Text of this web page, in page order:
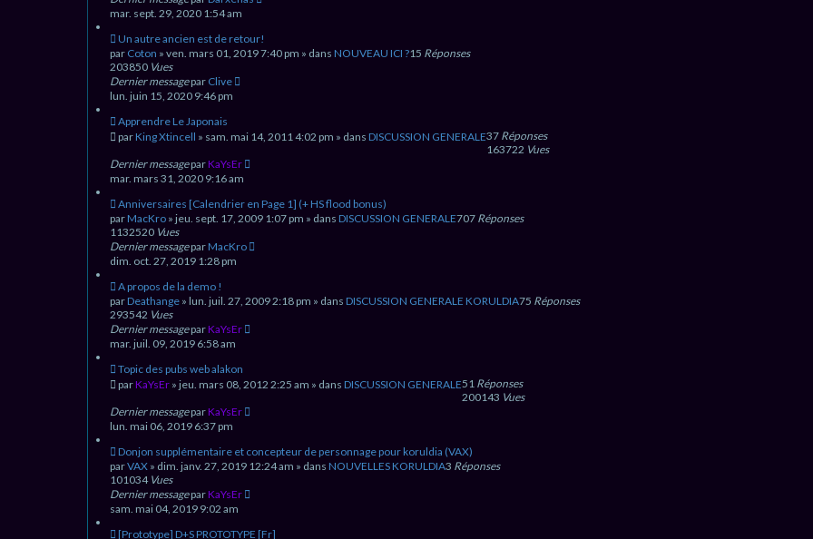
a
gu
m
e
s
a
g
mar. sept. 29, 2020 1:54 am
N
o
u
v
u
e
s
a
g
Un autre ancien est de retour!
par Coton » ven. mars 01, 2019 7:40 pm » dans NOUVEAU ICI ?15 Réponses
203850 Vues
Dernier messagepar Clive
lun. juin 15, 2020 9:46 pm
N
o
u
v
u
m
e
s
s
a
g
Apprendre Le Japonais
parKing Xtincell » sam. mai 14, 2011 4:02 pm » dans DISCUSSION GENERALE37 Réponses
163722 Vues
Dernier messageparKaYsEr
mar. mars 31, 2020 9:16 am
N
o
u
v
e
u
m
e
s
a
g
Anniversaires [Calendrier en Page 1] (+ HS flood bonus)
parMacKro » jeu. sept. 17, 2009 1:07 pm » dans DISCUSSION GENERALE707 Réponses
1132520 Vues
Dernier messageparMacKro
dim. oct. 27, 2019 1:28 pm
N
o
u
v
u
e
s
a
g
A propos de la demo !
parDeathange » lun. juil. 27, 2009 2:18 pm » dans DISCUSSION GENERALE KORULDIA75 Réponses
293542 Vues
Dernier messageparKaYsEr
mar. juil. 09, 2019 6:58 am
N
o
u
v
u
m
e
s
a
g
Topic des pubs web alakon
parKaYsEr » jeu. mars 08, 2012 2:25 am » dans DISCUSSION GENERALE51 Réponses
200143 Vues
Dernier messageparKaYsEr
lun. mai 06, 2019 6:37 pm
N
o
u
v
u
Donjon supplémentaire et concepteur de personnage pour koruldia (VAX)
parVAX » dim. janv. 27, 2019 12:24 am » dans NOUVELLES KORULDIA3 Réponses
101034 Vues
Dernier messageparKaYsEr
sam. mai 04, 2019 9:02 am
N
[Prototype] D+S PROTOTYPE [Fr]